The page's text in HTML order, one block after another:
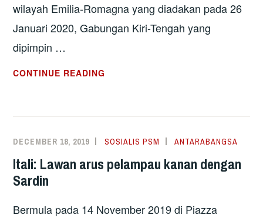
wilayah Emilia-Romagna yang diadakan pada 26
Januari 2020, Gabungan Kiri-Tengah yang
dipimpin …
CONTINUE READING
PELAMPAU
EMILIA-
DECEMBER 18, 2019 SOSIALIS PSM ANTARABANGSA
Itali: Lawan arus pelampau kanan dengan
Sardin
Bermula pada 14 November 2019 di Piazza